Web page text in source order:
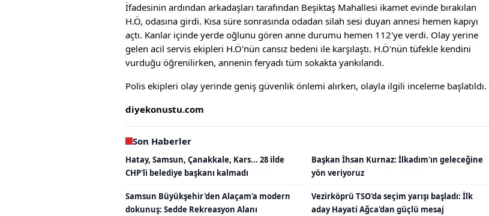
İfadesinin ardından arkadaşları tarafından Beşiktaş Mahallesi ikamet evinde bırakılan
H.Ö, odasına girdi. Kısa süre sonrasında odadan silah sesi duyan annesi hemen kapıyı
açtı. Kanlar içinde yerde oğlunu gören anne durumu hemen 112'ye verdi. Olay yerine
gelen acil servis ekipleri H.Ö'nün cansız bedeni ile karşılaştı. H.Ö'nün tüfekle kendini
vurduğu öğrenilirken, annenin feryadı tüm sokakta yankılandı.
Polis ekipleri olay yerinde geniş güvenlik önlemi alırken, olayla ilgili inceleme başlatıldı.
diyekonustu.com
Son Haberler
Hatay, Samsun, Çanakkale, Kars... 28 ilde
CHP'li belediye başkanı kalmadı
Başkan İhsan Kurnaz: İlkadım'ın geleceğine
yön veriyoruz
Samsun Büyükşehir'den Alaçam'a modern
dokunuş: Sedde Rekreasyon Alanı
Vezirköprü TSO'da seçim yarışı başladı: İlk
aday Hayati Ağca'dan güçlü mesaj